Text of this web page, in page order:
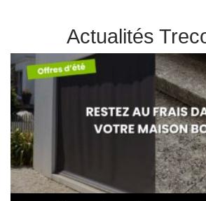
Actualités